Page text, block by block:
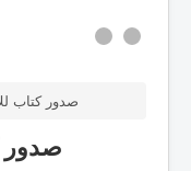
صدور كتاب
صدور